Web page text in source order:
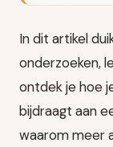
In dit artikel
onderzoeken,
ontdek je hoe
bijdraagt aan
waarom meer